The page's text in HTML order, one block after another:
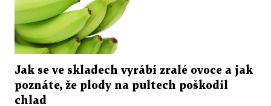
Jak se ve skladech vyrábí zralé ovoce a jak
poznáte, že plody na pultech poškodil
chlad